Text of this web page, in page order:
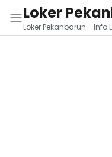
Loker
Loker Pekanbarun - Info